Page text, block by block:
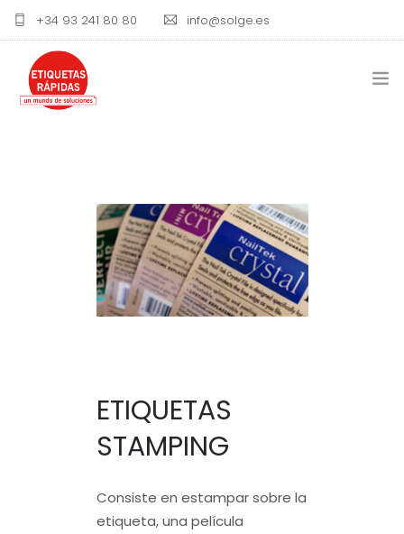
+34 93 241 80 80 info@solge.es
RIBBON Y TINTAS
CONTACTO
ETIQUETAS
STAMPING
Consiste en estampar sobre la
etiqueta, una película